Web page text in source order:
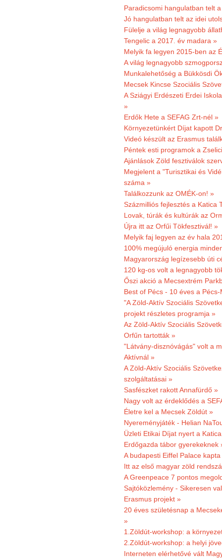
Paradicsomi hangulatban telt
Jó hangulatban telt az idei
Fülelje a világ legnagyobb
Tengelic a 2017. év madara »
Melyik fa legyen 2015-ben az
A világ legnagyobb
Munkalehetőség a Bükkösdi
Mecsek Kincse Szociális
A Sziágyi Erdészeti Erdei
»
Erdők Hete a SEFAG Zrt-nél »
Környezetünkért Díjat kapott
Videó készült az Erasmus
Péntek esti programok a
Ajánlások Zöld fesztiválok
Megjelent a "Turisztikai és
száma »
Találkozzunk az OMÉK-on! »
Százmilliós fejlesztés a Katica
Lovak, túrák és kultúrák az
Újra itt az Orfűi Tökfesztivál! »
Melyik faj legyen az év hala
100% megújuló energia
Magyarország legízesebb úti
120 kg-os volt a legnagyobb
Őszi akció a Mecsextrém
Best of Pécs - 10 éves a
"A Zöld-Aktív Szociális
projekt részletes programja »
Az Zöld-Aktív Szociális
Orfűn tartották »
"Látvány-disznóvágás" volt a
Aktívnál »
A Zöld-Aktív Szociális
szolgáltatásai »
Sasfészket rakott Annafürdő »
Nagy volt az érdeklődés a
Életre kel a Mecsek Zöldút »
Nyereményjáték - Helian
Üzleti Etikai Díjat nyert a
Erdőgazda tábor gyerekeknek
A budapesti Eiffel Palace
Itt az első magyar zöld
A Greenpeace 7 pontos
Sajtóközlemény - Sikeresen
Erasmus projekt »
20 éves születésnap a
»
1.Zöldút-workshop: a
2.Zöldút-workshop: a helyi
Interneten elérhetővé vált